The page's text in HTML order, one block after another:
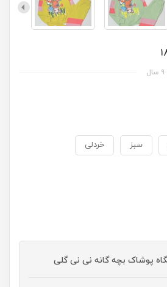
سبز خردلی
پوشاک بچه گانه نی نی گلی